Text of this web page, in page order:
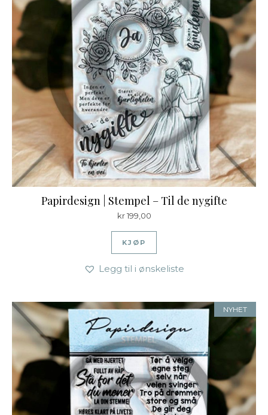
Papirdesign | Stempel – Til de nygifte
kr199,00
KJØP
Legg til i ønskeliste
NYHET